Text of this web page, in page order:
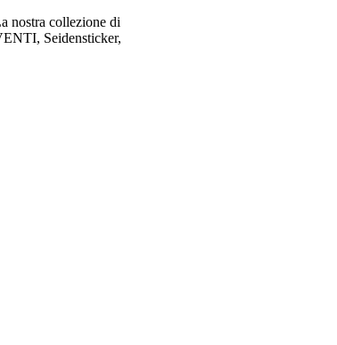
nostra collezione di
Seidensticker,